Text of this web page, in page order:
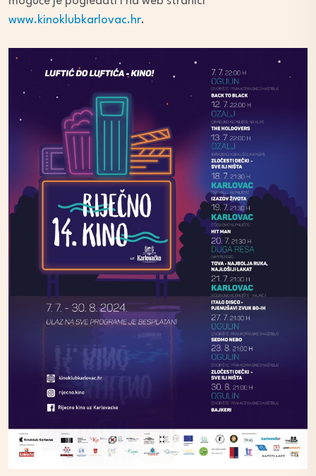
www.kinoklubkarlovac.hr.